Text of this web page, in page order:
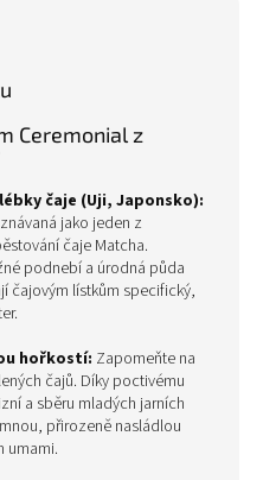
Ceremonial z
čaje (Uji, Japonsko):
jako jeden z
čaje Matcha.
podnebí a úrodná půda
čajovým lístkům specifický,
hořkostí: Zapomeňte na
čajů. Díky poctivému
a sběru mladých jarních
přirozeně nasládlou
umami.